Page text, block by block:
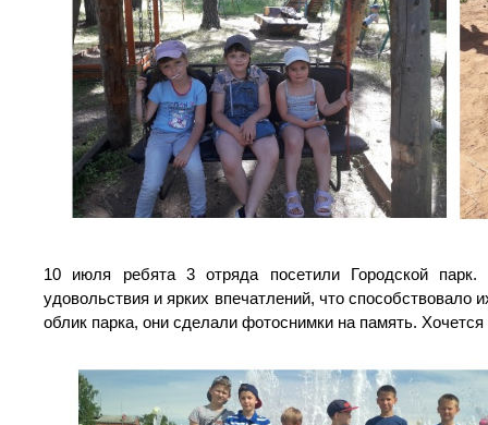
10 июля ребята 3 отряда посетили Городской парк.
удовольствия и ярких впечатлений, что
облик парка, они сделали фотоснимки на память.